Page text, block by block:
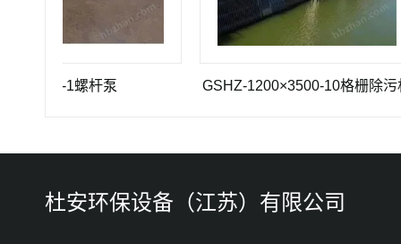
1螺杆泵 GSHZ-1200×3500-10格栅除污机
杜安环保设备（江苏）有限公司